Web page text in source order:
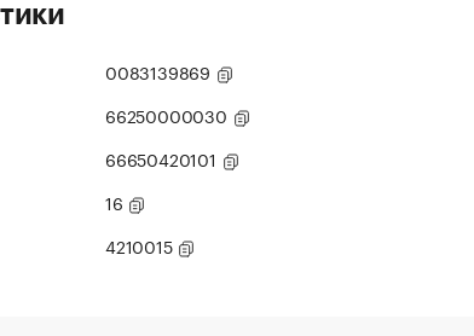
0083139869
66250000030
66650420101
16
4210015